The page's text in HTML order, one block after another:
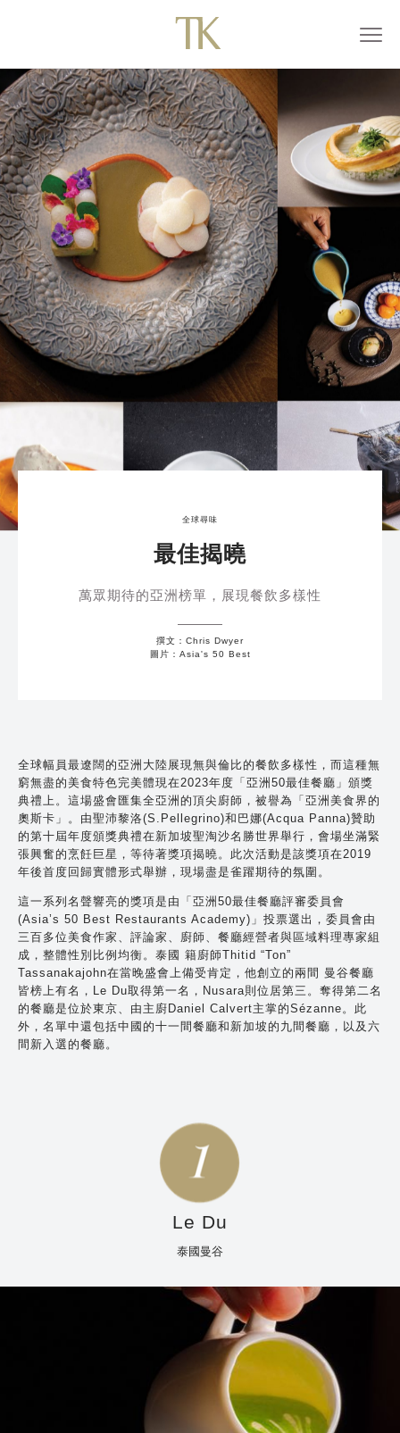
全球尋味
最佳揭曉
萬眾期待的亞洲榜單，展現餐飲多樣性
撰文：Chris Dwyer
圖片：Asia's 50 Best
全球幅員最遼闊的亞洲大陸展現無與倫比的餐飲多樣性，而這種無
窮無盡的美食特色完美體現在2023年度「亞洲50最佳餐廳」頒獎
典禮上。這場盛會匯集全亞洲的頂尖廚師，被譽為「亞洲美食界的
奧斯卡」。由聖沛黎洛(S.Pellegrino)和巴娜(Acqua Panna)贊助
的第十屆年度頒獎典禮在新加坡聖淘沙名勝世界舉行，會場坐滿緊
張興奮的烹飪巨星，等待著獎項揭曉。此次活動是該獎項在2019
年後首度回歸實體形式舉辦，現場盡是雀躍期待的氛圍。
這一系列名聲響亮的獎項是由「亞洲50最佳餐廳評審委員會
(Asia’s 50 Best Restaurants Academy)」投票選出，委員會由
三百多位美食作家、評論家、廚師、餐廳經營者與區域料理專家組
成，整體性別比例均衡。泰國 籍廚師Thitid “Ton”
Tassanakajohn在當晚盛會上備受肯定，他創立的兩間 曼谷餐廳
皆榜上有名，Le Du取得第一名，Nusara則位居第三。奪得第二名
的餐廳是位於東京、由主廚Daniel Calvert主掌的Sézanne。此
外，名單中還包括中國的十一間餐廳和新加坡的九間餐廳，以及六
間新入選的餐廳。
Le Du
泰國曼谷